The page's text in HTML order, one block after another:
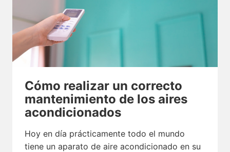
Cómo realizar un correcto
mantenimiento de los aires
acondicionados
Hoy en día prácticamente todo el mundo
tiene un aparato de aire acondicionado en su